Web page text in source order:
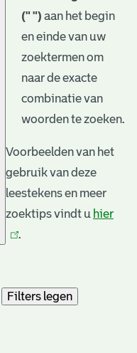
(" ") aan het begin
en einde van uw
zoektermen om
naar de exacte
combinatie van
woorden te zoeken.
Voorbeelden van het
gebruik van deze
leestekens en meer
zoektips vindt u hier
.
Filters legen